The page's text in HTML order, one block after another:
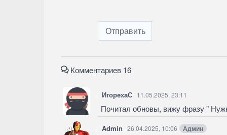
Отправить
Комментариев 16
ИгорехаС 11.05.2025, 23:11
Почитал обновы, вижу фразу "
Admin 26.04.2025, 10:06 Админ